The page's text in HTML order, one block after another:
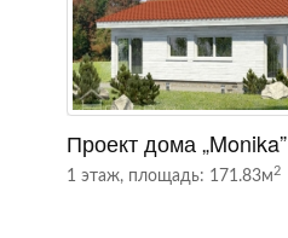
Проект дома „Monika”
1 этаж, площадь: 171.83м 2